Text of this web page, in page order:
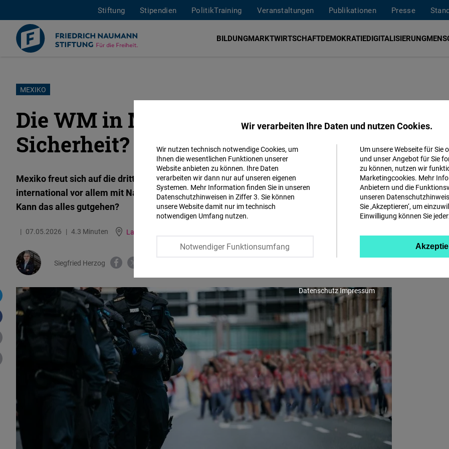
Direkt
Inhalt
Stiftung Stipendien PolitikTraining Veranstaltungen Publikationen Presse
BILDUNGMARKTWIRTSCHAFTDEMOKRATIEDIGITALISIERUNG
MEXIKO
Die WM in Mexiko: Alles in
Sicherheit?
Mexiko freut sich auf die dritte Fusballweltmeisterschaft im Land, aber das Land wird derzeit
international vor allem mit Nachrichten zu Kriminalität und Gewalt in Verbindung gebracht.
Kann das alles gutgehen?
07.05.2026 4.3 Minuten Latin America
Siegfried Herzog
Wir verarbeiten Ihre Daten und nutzen Cookies.
Wir nutzen technisch notwendige Cookies, um
Ihnen die wesentlichen Funktionen unserer
Website anbieten zu können. Ihre Daten
verarbeiten wir dann nur auf unseren eigenen
Systemen. Mehr Information finden Sie in unseren
Datenschutzhinweisen in Ziffer 3. Sie können
unsere Website damit nur im technisch
notwendigen Umfang nutzen.
Notwendiger Funktionsumfang
Um unsere Webseite für Sie
und unser Angebot für Sie
zu können, nutzen wir
Marketingcookies. Mehr
Anbietern und die
unseren
Sie ‚Akzeptieren‘, um
Einwilligung können Sie
Matomo
Facebook
Embed
Embed
Instagram
Embed
Youtube
Embed
Google
Maps
Embed
Akzeptieren
DatenschutzImpressum